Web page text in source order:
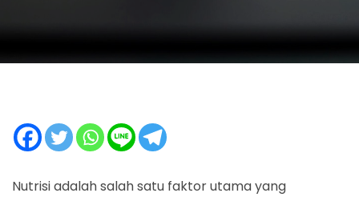
Nutrisi adalah salah satu faktor utama yang